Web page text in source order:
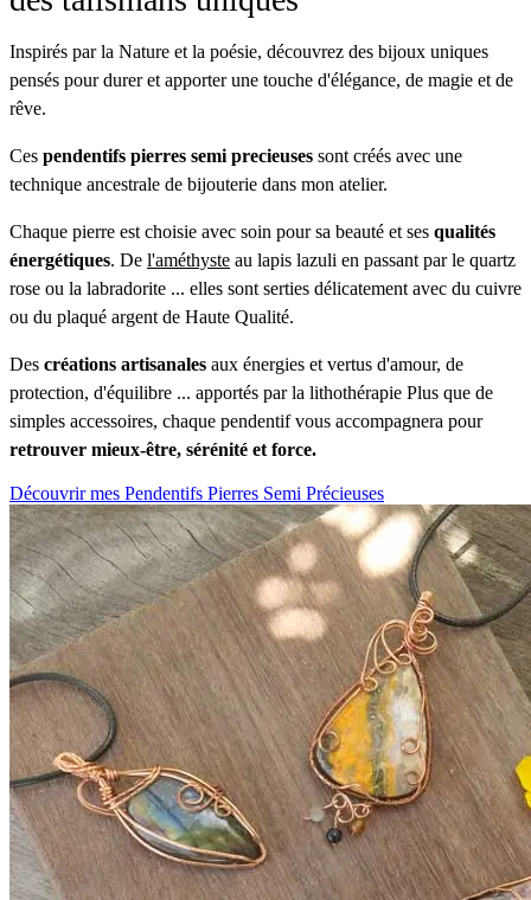
Inspirés par la Nature et la poésie, découvrez des bijoux uniques
pensés pour durer et apporter une touche d'élégance, de magie et de
rêve.
Ces pendentifs pierres semi precieuses sont créés avec une
technique ancestrale de bijouterie dans mon atelier.
Chaque pierre est choisie avec soin pour sa beauté et ses qualités
énergétiques. De l'améthyste au lapis lazuli en passant par le quartz
rose ou la labradorite ... elles sont serties délicatement avec du cuivre
ou du plaqué argent de Haute Qualité.
Des créations artisanales aux énergies et vertus d'amour, de
protection, d'équilibre ... apportés par la lithothérapie Plus que de
simples accessoires, chaque pendentif vous accompagnera pour
retrouver mieux-être, sérénité et force.
Découvrir mes Pendentifs Pierres Semi Précieuses